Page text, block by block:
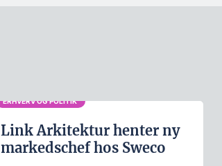
ERHVERV OG POLITIK
Link Arkitektur henter ny
markedschef hos Sweco